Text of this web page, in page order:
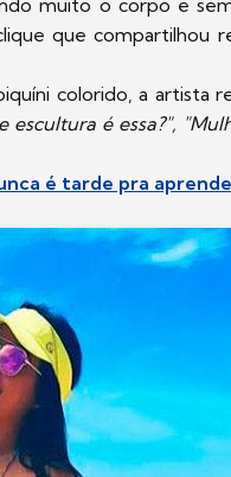
que compartilhou
colorido, a artista
escultura é essa?",
é tarde pra